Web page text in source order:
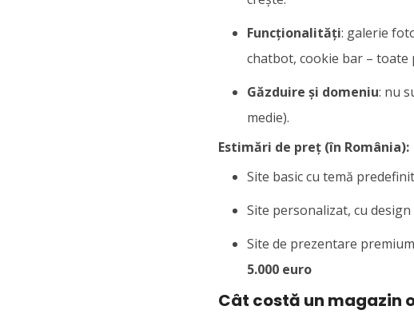
Funcționalități: galerie
chatbot, cookie bar –
Găzduire și domeniu: nu
medie).
Estimări de preț (în România):
Site basic cu temă
Site personalizat, cu design
Site de prezentare
5.000 euro
Cât costă un magazin